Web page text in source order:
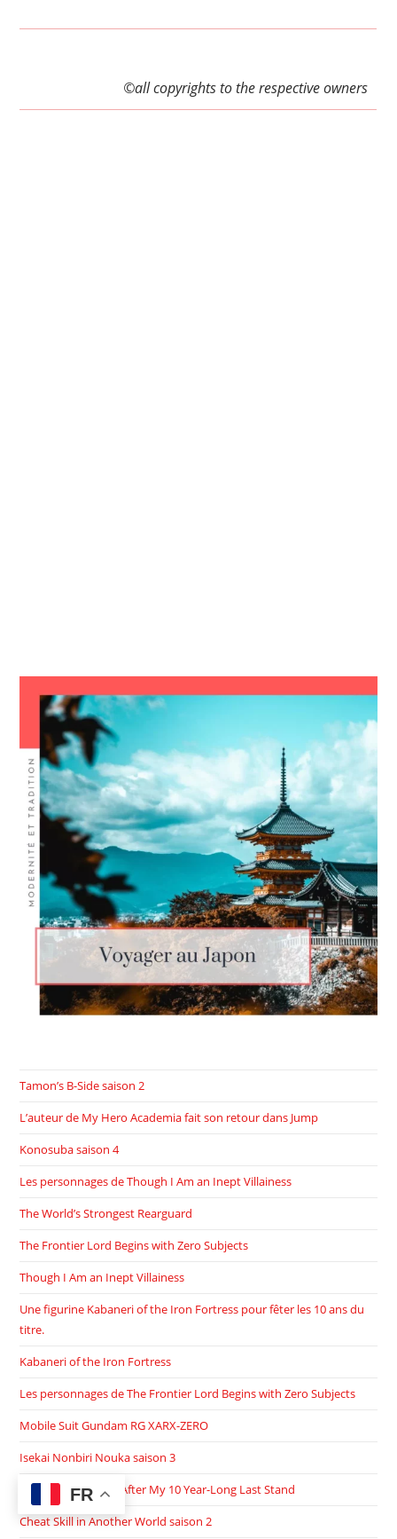
©all copyrights to the respective owners
Tamon’s B-Side saison 2
L’auteur de My Hero Academia fait son retour dans Jump
Konosuba saison 4
Les personnages de Though I Am an Inept Villainess
The World’s Strongest Rearguard
The Frontier Lord Begins with Zero Subjects
Though I Am an Inept Villainess
Une figurine Kabaneri of the Iron Fortress pour fêter les 10 ans du
titre.
Kabaneri of the Iron Fortress
Les personnages de The Frontier Lord Begins with Zero Subjects
Mobile Suit Gundam RG XARX-ZERO
Isekai Nonbiri Nouka saison 3
I Became a Legend After My 10 Year-Long Last Stand
Cheat Skill in Another World saison 2
FR